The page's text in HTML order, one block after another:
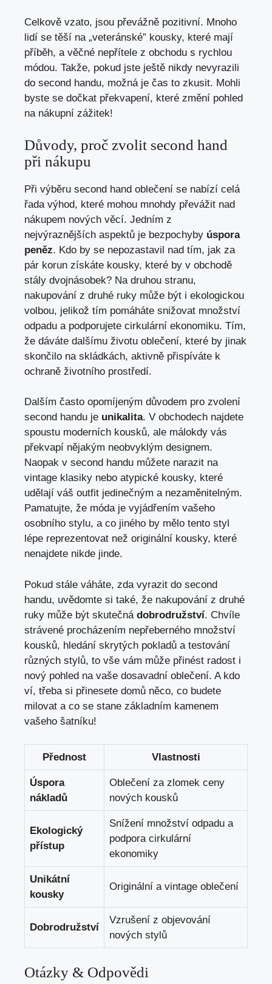
Celkově vzato, jsou převážně pozitivní. Mnoho
lidí se těší na „veteránské” kousky, ⁤které mají
příběh,⁢ a věčné nepřítele z obchodu s rychlou
módou. ⁣Takže, pokud jste ještě nikdy ⁣nevyrazili
do second handu, možná ⁣je čas to⁣ zkusit. Mohli
byste se dočkat překvapení, které změní pohled
na nákupní zážitek!
Důvody, ⁣proč zvolit second ⁢hand
při nákupu
Při výběru second hand oblečení ‍se nabízí celá
řada výhod, ‌které ⁣mohou mnohdy‍ převážit nad
‍nákupem⁢ nových ⁤věcí. Jedním z
nejvýraznějších aspektů je bezpochyby úspora
peněz. Kdo by se nepozastavil nad ⁤tím, jak ​za
‍pár korun získáte kousky, které by⁤ v obchodě ​
stály dvojnásobek? Na druhou stranu,
nakupování ⁢z druhé ruky může být i ekologickou
volbou, jelikož tím pomáháte snižovat množství
odpadu a podporujete cirkulární ekonomiku. ‍Tím,
že dáváte dalšímu životu oblečení, které by jinak
skončilo na skládkách,⁤ aktivně přispíváte k
ochraně životního prostředí.
Dalším⁤ často opomíjeným důvodem pro zvolení
second handu je unikalita. V obchodech najdete
spoustu moderních kousků, ale málokdy vás
překvapí nějakým neobvyklým designem.
⁣Naopak v second handu můžete narazit na
vintage klasiky nebo​ atypické kousky, které
udělají ‌váš outfit jedinečným a nezaměnitelným.
Pamatujte, že ⁣móda je vyjádřením vašeho
osobního stylu,⁣ a co jiného by mělo tento styl
lépe‍ reprezentovat než originální kousky, které
nenajdete nikde jinde.
Pokud stále váháte, zda ⁣vyrazit do‍ second
handu, uvědomte si také, že⁤ nakupování z druhé
ruky může být skutečná dobrodružství. Chvíle
strávené procházením nepřeberného množství
kousků, hledání skrytých pokladů a⁢ testování
různých stylů, to vše vám může přinést radost i
nový pohled na vaše dosavadní oblečení.⁢ A kdo
ví, třeba si přinesete domů něco, co budete
milovat a co se stane ⁣základním kamenem
vašeho šatníku!
Přednost Vlastnosti
Úspora
⁢nákladů
Oblečení za⁣ zlomek ceny
nových kousků
Ekologický
přístup
Snížení množství odpadu a
podpora ​cirkulární
ekonomiky
Unikátní⁤
kousky
Originální a vintage oblečení
Dobrodružství
Vzrušení z objevování
nových stylů
Otázky & Odpovědi